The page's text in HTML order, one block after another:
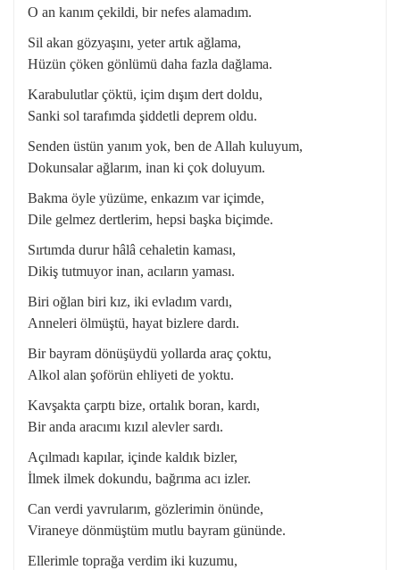
O an kanım çekildi, bir nefes alamadım.
Sil akan gözyaşını, yeter artık ağlama,
Hüzün çöken gönlümü daha fazla dağlama.
Karabulutlar çöktü, içim dışım dert doldu,
Sanki sol tarafımda şiddetli deprem oldu.
Senden üstün yanım yok, ben de Allah kuluyum,
Dokunsalar ağlarım, inan ki çok doluyum.
Bakma öyle yüzüme, enkazım var içimde,
Dile gelmez dertlerim, hepsi başka biçimde.
Sırtımda durur hâlâ cehaletin kaması,
Dikiş tutmuyor inan, acıların yaması.
Biri oğlan biri kız, iki evladım vardı,
Anneleri ölmüştü, hayat bizlere dardı.
Bir bayram dönüşüydü yollarda araç çoktu,
Alkol alan şoförün ehliyeti de yoktu.
Kavşakta çarptı bize, ortalık boran, kardı,
Bir anda aracımı kızıl alevler sardı.
Açılmadı kapılar, içinde kaldık bizler,
İlmek ilmek dokundu, bağrıma acı izler.
Can verdi yavrularım, gözlerimin önünde,
Viraneye dönmüştüm mutlu bayram gününde.
Ellerimle toprağa verdim iki kuzumu,